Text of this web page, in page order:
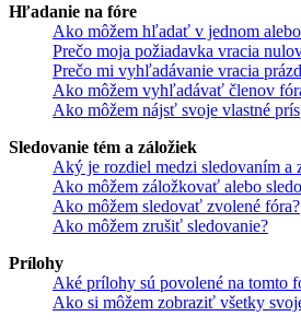
Hľadanie na fóre
Ako môžem hľadať v jednom
Prečo moja požiadavka vracia
Prečo mi vyhľadávanie vracia
Ako môžem vyhľadávať členov
Ako môžem nájsť svoje vlastné
Sledovanie tém a záložiek
Aký je rozdiel medzi sledovaním a
Ako môžem záložkovať alebo
Ako môžem sledovať zvolené fóra?
Ako môžem zrušiť sledovanie?
Prílohy
Aké prílohy sú povolené na tomto
Ako si môžem zobraziť všetky